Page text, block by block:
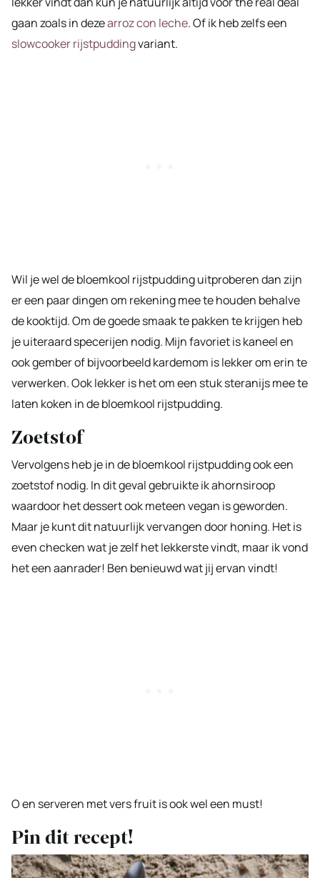
gaan zoals in dezearroz con leche. Of ik heb zelfs een
slowcooker rijstpuddingvariant.
Wil je wel de bloemkool rijstpudding uitproberen dan zijn
er een paar dingen om rekening mee te houden behalve
de kooktijd. Om de goede smaak te pakken te krijgen heb
je uiteraard specerijen nodig. Mijn favoriet is kaneel en
ook gember of bijvoorbeeld kardemom is lekker om erin te
verwerken. Ook lekker is het om een stuk steranijs mee te
laten koken in de bloemkool rijstpudding.
Zoetstof
Vervolgens heb je in de bloemkool rijstpudding ook een
zoetstof nodig. In dit geval gebruikte ik ahornsiroop
waardoor het dessert ook meteen vegan is geworden.
Maar je kunt dit natuurlijk vervangen door honing. Het is
even checken wat je zelf het lekkerste vindt, maar ik vond
het een aanrader! Ben benieuwd wat jij ervan vindt!
O en serveren met vers fruit is ook wel een must!
Pin dit recept!